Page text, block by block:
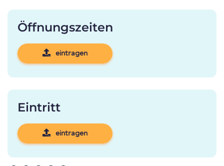
Öffnungszeiten
eintragen
Eintritt
eintragen